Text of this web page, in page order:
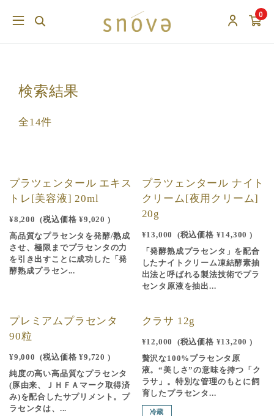
0
検索結果
全14件
プラツェンタール エキス
トレ[美容液] 20ml
¥8,200 (税込価格 ¥9,020 )
高品質なプラセンタを発酵/熟成
させ、極限までプラセンタの力
を引き出すことに成功した「発
酵熟成プラセン...
プラツェンタール ナイト
クリーム[夜用クリーム]
20g
¥13,000 (税込価格 ¥14,300 )
「発酵熟成プラセンタ」を配合
したナイトクリーム凍結酵素抽
出法と呼ばれる製法技術でプラ
センタ原液を抽出...
プレミアムプラセンタ
90粒
¥9,000 (税込価格 ¥9,720 )
純度の高い高品質なプラセンタ
(豚由来、ＪＨＦＡマーク取得済
み)を配合したサプリメント。プ
ラセンタは、...
クラサ 12g
¥12,000 (税込価格 ¥13,200 )
贅沢な100%プラセンタ原
液。“美しさ”の意味を持つ「ク
ラサ」。特別な管理のもとに飼
育したプラセンタ...
冷蔵